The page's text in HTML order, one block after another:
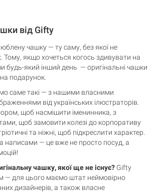
від Gifty
чашку — ту саму, без якої не
Тому, якщо хочеться когось здивувати на
будь-який інший день — оригінальні чашки
подарунок.
саме такі — з нашими власними
від українських ілюстраторів.
щоб насмішити іменинника, з
щоб замовити колезі до корпоративу
та ніжні, щоб підкреслити характер.
написами — це вже не просто посуд, а
чашку, якої ще не існує? Gifty
— для цього маємо штат неймовірно
дизайнерів, а також власне